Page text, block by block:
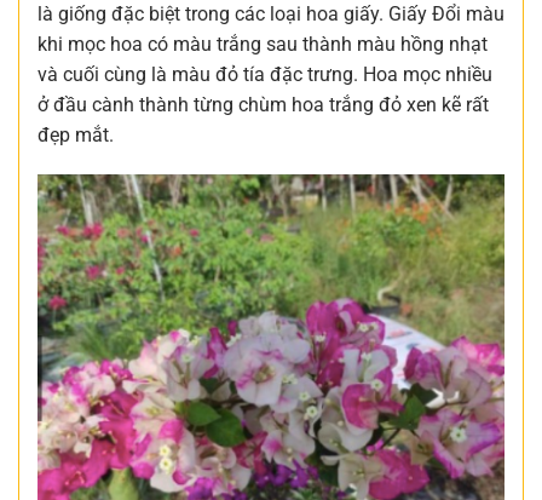
là giống đặc biệt trong các loại hoa giấy. Giấy Đổi màu
khi mọc hoa có màu trắng sau thành màu hồng nhạt
và cuối cùng là màu đỏ tía đặc trưng. Hoa mọc nhiều
ở đầu cành thành từng chùm hoa trắng đỏ xen kẽ rất
đẹp mắt.